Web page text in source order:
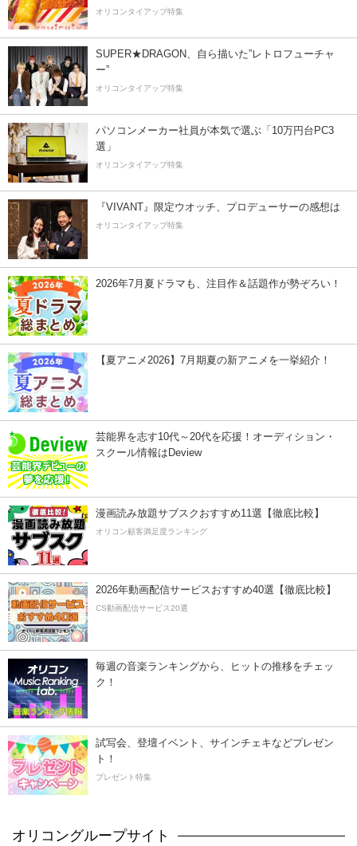
オリコンタイアップ特集
SUPER★DRAGON、自ら描いた”レトロフューチャ
ー”
オリコンタイアップ特集
パソコンメーカー社員が本気で選ぶ「10万円台PC3
選」
オリコンタイアップ特集
『VIVANT』限定ウオッチ、プロデューサーの感想は
オリコンタイアップ特集
2026年7月夏ドラマも、注目作＆話題作が勢ぞろい！
【夏アニメ2026】7月期夏の新アニメを一挙紹介！
芸能界を志す10代～20代を応援！オーディション・
スクール情報はDeview
漫画読み放題サブスクおすすめ11選【徹底比較】
オリコン顧客満足度ランキング
2026年動画配信サービスおすすめ40選【徹底比較】
CS動画配信サービス20選
毎週の音楽ランキングから、ヒットの推移をチェッ
ク！
試写会、登壇イベント、サインチェキなどプレゼン
ト！
プレゼント特集
オリコングループサイト